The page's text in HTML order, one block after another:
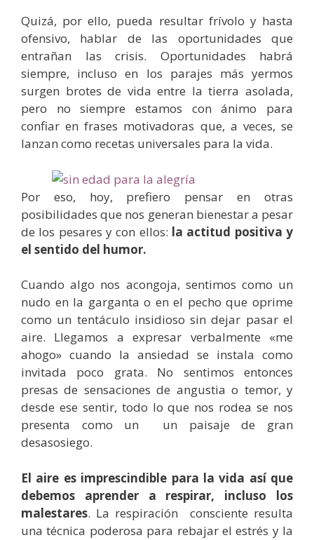
Quizá, por ello, pueda resultar frívolo y hasta
ofensivo, hablar de las oportunidades que
entrañan las crisis. Oportunidades habrá
siempre, incluso en los parajes más yermos
surgen brotes de vida entre la tierra asolada,
pero no siempre estamos con ánimo para
confiar en frases motivadoras que, a veces, se
lanzan como recetas universales para la vida.
Por eso, hoy, prefiero pensar en otras
posibilidades que nos generan bienestar a pesar
de los pesares y con ellos: la actitud positiva y
el sentido del humor.
Cuando algo nos acongoja, sentimos como un
nudo en la garganta o en el pecho que oprime
como un tentáculo insidioso sin dejar pasar el
aire. Llegamos a expresar verbalmente «me
ahogo» cuando la ansiedad se instala como
invitada poco grata. No sentimos entonces
presas de sensaciones de angustia o temor, y
desde ese sentir, todo lo que nos rodea se nos
presenta como un un paisaje de gran
desasosiego.
El aire es imprescindible para la vida así que
debemos aprender a respirar, incluso los
malestares. La respiración consciente resulta
una técnica poderosa para rebajar el estrés y la